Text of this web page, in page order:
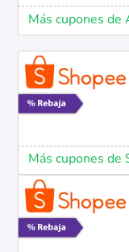
Más cupones de
Más cupones de